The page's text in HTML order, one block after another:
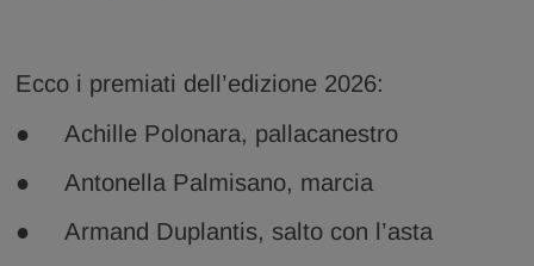
Ecco i premiati dell’edizione 2026:
● Achille Polonara, pallacanestro
● Antonella Palmisano, marcia
● Armand Duplantis, salto con l’asta